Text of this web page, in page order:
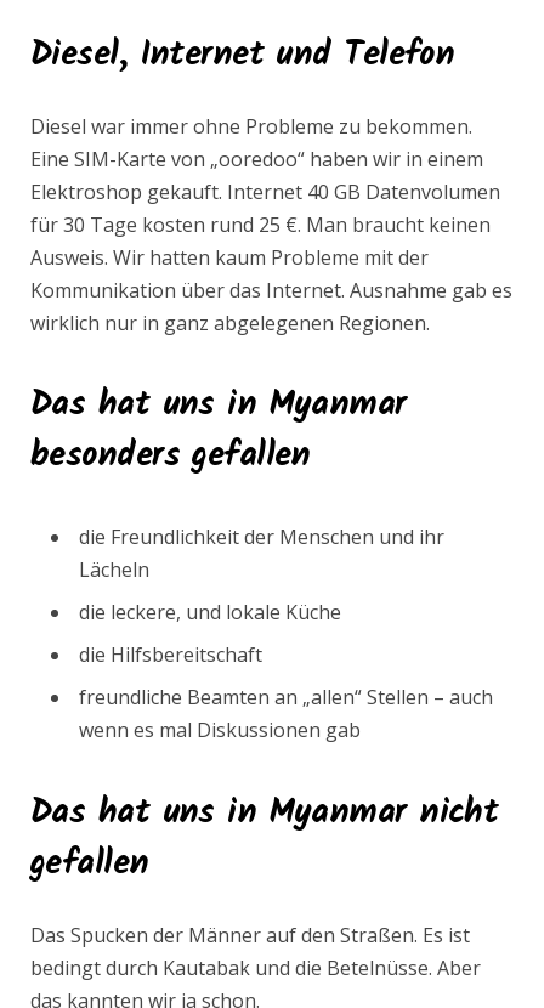
Diesel, Internet und Telefon
Diesel war immer ohne Probleme zu bekommen.
Eine SIM-Karte von „ooredoo“ haben wir in einem
Elektroshop gekauft. Internet 40 GB Datenvolumen
für 30 Tage kosten rund 25 €. Man braucht keinen
Ausweis. Wir hatten kaum Probleme mit der
Kommunikation über das Internet. Ausnahme gab es
wirklich nur in ganz abgelegenen Regionen.
Das hat uns in Myanmar
besonders gefallen
die Freundlichkeit der Menschen und ihr
Lächeln
die leckere, und lokale Küche
die Hilfsbereitschaft
freundliche Beamten an „allen“ Stellen – auch
wenn es mal Diskussionen gab
Das hat uns in Myanmar nicht
gefallen
Das Spucken der Männer auf den Straßen. Es ist
bedingt durch Kautabak und die Betelnüsse. Aber
das kannten wir ja schon.